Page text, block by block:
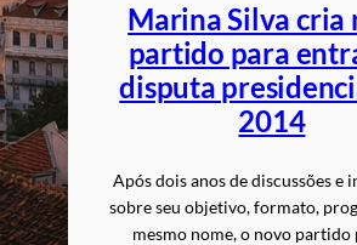
Marina Silva cria
partido para
disputa
2014
Após dois anos de discussões e
sobre seu objetivo, formato,
mesmo nome, o novo